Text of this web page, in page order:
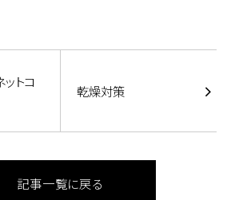
トコ
乾燥対策
記事一覧に戻る